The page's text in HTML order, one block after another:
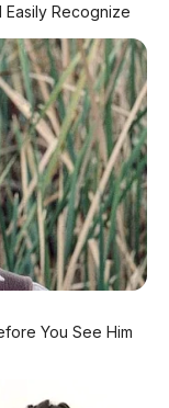
Easily Recognize
You See Him